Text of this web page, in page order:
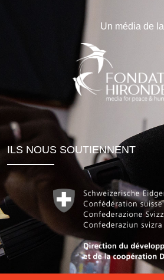
Un média de la
ILS NOUS SOUTIENNENT